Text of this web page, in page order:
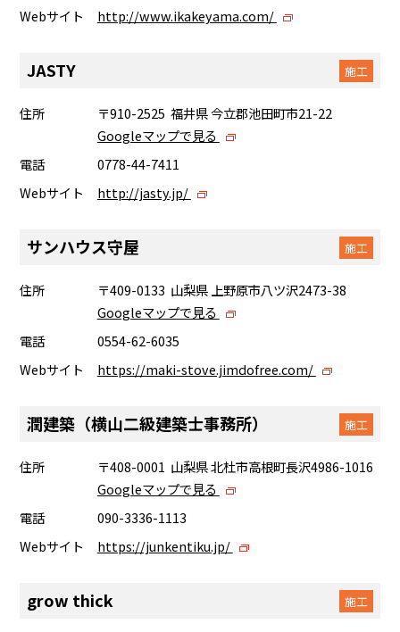
Webサイト
http://www.ikakeyama.com/
JASTY 施工
住所
〒910-2525 福井県 今立郡池田町市21-22
Googleマップで見る
電話
0778-44-7411
Webサイト
http://jasty.jp/
サンハウス守屋 施工
住所
〒409-0133 山梨県 上野原市八ツ沢2473-38
Googleマップで見る
電話
0554-62-6035
Webサイト
https://maki-stove.jimdofree.com/
潤建築（横山二級建築士事務所） 施工
住所
〒408-0001 山梨県 北杜市高根町長沢4986-1016
Googleマップで見る
電話
090-3336-1113
Webサイト
https://junkentiku.jp/
grow thick 施工